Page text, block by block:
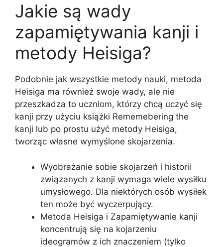
Jakie są wady
zapamiętywania kanji i
metody Heisiga?
Podobnie jak wszystkie metody nauki, metoda
Heisiga ma również swoje wady, ale nie
przeszkadza to uczniom, którzy chcą uczyć się
kanji przy użyciu książki Rememebering the
kanji lub po prostu użyć metody Heisiga,
tworząc własne wymyślone skojarzenia.
Wyobrażanie sobie skojarzeń i historii
związanych z kanji wymaga wiele wysiłku
umysłowego. Dla niektórych osób wysiłek
ten może być wyczerpujący.
Metoda Heisiga i Zapamiętywanie kanji
koncentrują się na kojarzeniu
ideogramów z ich znaczeniem (tylko